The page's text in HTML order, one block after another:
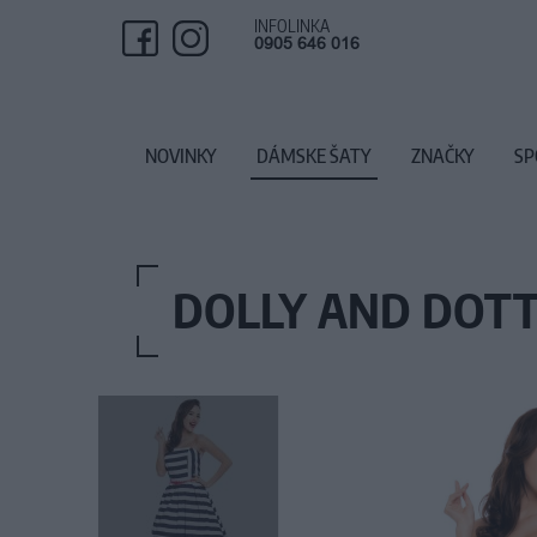
DOLLY AND
INFOLINKA
0905 646 016
NOVINKY DÁMSKE ŠATY ZNAČKY